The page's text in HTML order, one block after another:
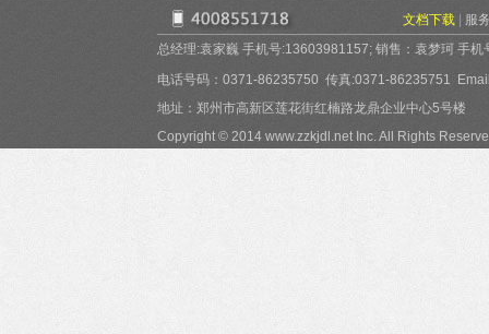
文档下载
服
总经理:袁家巍 手机号:13603981157; 销售：袁梦珂 手
电话号码：0371-86235750 传真:0371-86235751
地址：郑州市高新区莲花街红楠路龙鼎企业中心5号楼
Copyright © 2014 www.zzkjdl.net Inc. All Rights